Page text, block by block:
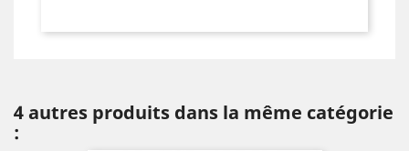
4 autres produits dans la même catégorie
: